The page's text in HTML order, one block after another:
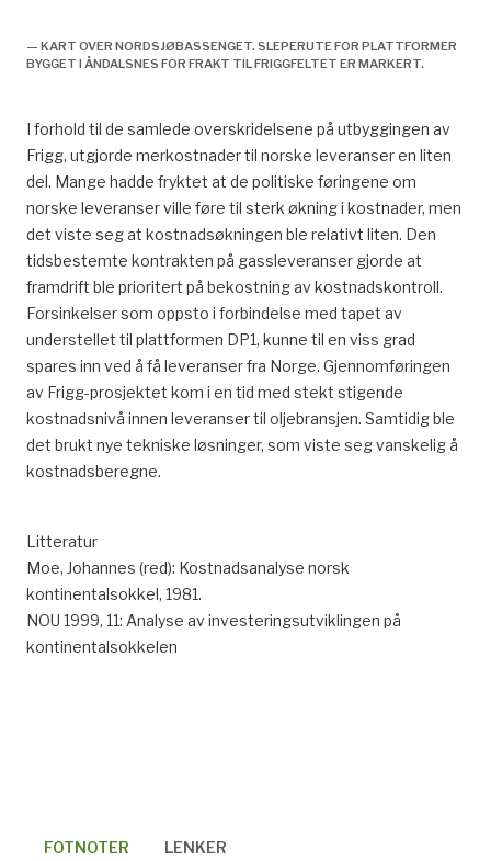
— KART OVER NORDSJØBASSENGET. SLEPERUTE FOR PLATTFORMER
BYGGET I ÅNDALSNES FOR FRAKT TIL FRIGGFELTET ER MARKERT.
I forhold til de samlede overskridelsene på utbyggingen av
Frigg, utgjorde merkostnader til norske leveranser en liten
del. Mange hadde fryktet at de politiske føringene om
norske leveranser ville føre til sterk økning i kostnader, men
det viste seg at kostnadsøkningen ble relativt liten. Den
tidsbestemte kontrakten på gassleveranser gjorde at
framdrift ble prioritert på bekostning av kostnadskontroll.
Forsinkelser som oppsto i forbindelse med tapet av
understellet til plattformen DP1, kunne til en viss grad
spares inn ved å få leveranser fra Norge. Gjennomføringen
av Frigg-prosjektet kom i en tid med stekt stigende
kostnadsnivå innen leveranser til oljebransjen. Samtidig ble
det brukt nye tekniske løsninger, som viste seg vanskelig å
kostnadsberegne.
Litteratur
Moe, Johannes (red): Kostnadsanalyse norsk
kontinentalsokkel, 1981.
NOU 1999, 11: Analyse av investeringsutviklingen på
kontinentalsokkelen
FOTNOTER LENKER